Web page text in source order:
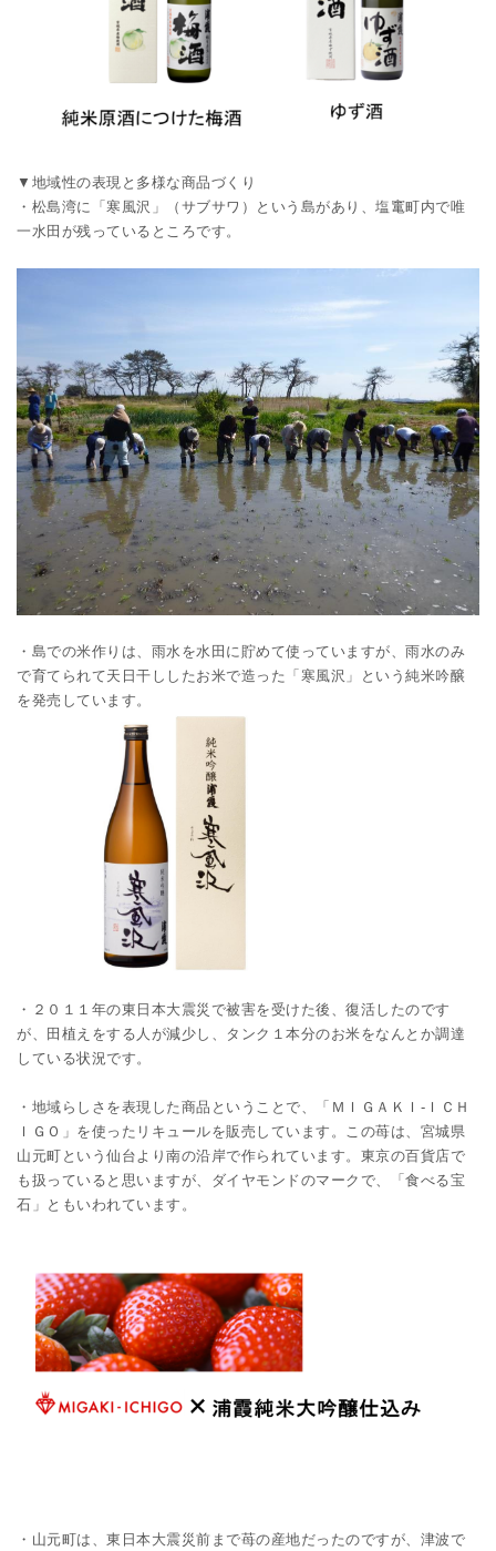
▼地域性の表現と多様な商品づくり
・松島湾に「寒風沢」（サブサワ）という島があり、塩竃町内で唯
一水田が残っているところです。
・島での米作りは、雨水を水田に貯めて使っていますが、雨水のみ
で育てられて天日干ししたお米で造った「寒風沢」という純米吟醸
を発売しています。
・２０１１年の東日本大震災で被害を受けた後、復活したのです
が、田植えをする人が減少し、タンク１本分のお米をなんとか調達
している状況です。
・地域らしさを表現した商品ということで、「ＭＩＧＡＫＩ-ＩＣＨ
ＩＧＯ」を使ったリキュールを販売しています。この苺は、宮城県
山元町という仙台より南の沿岸で作られています。東京の百貨店で
も扱っていると思いますが、ダイヤモンドのマークで、「食べる宝
石」ともいわれています。
・山元町は、東日本大震災前まで苺の産地だったのですが、津波で